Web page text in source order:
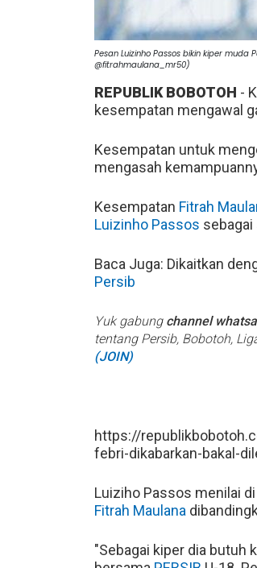
Pesan Luizinho Passos bikin kiper
@fitrahmaulana_mr50)
REPUBLIK BOBOTOH -
kesempatan mengawal
Kesempatan untuk
mengasah
Kesempatan Fitrah
Luizinho Passos
Baca Juga: Dikaitkan
Persib
Yuk gabung channel
tentang Persib, Bobotoh,
(JOIN)
https://
febri-dikabarkan-bakal-
Luiziho Passos menilai
Fitrah Maulana
"Sebagai kiper dia butuh